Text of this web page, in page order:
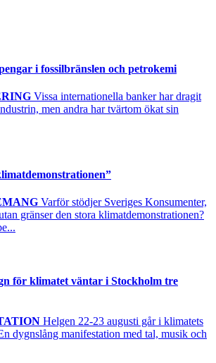
i fossilbränslen och petrokemi
Vissa internationella banker har dragit
men andra har tvärtom ökat sin
Varför stödjer Sveriges Konsumenter,
gränser den stora klimatdemonstrationen?
för klimatet väntar i Stockholm tre
Helgen 22-23 augusti går i klimatets
dygnslång manifestation med tal, musik och